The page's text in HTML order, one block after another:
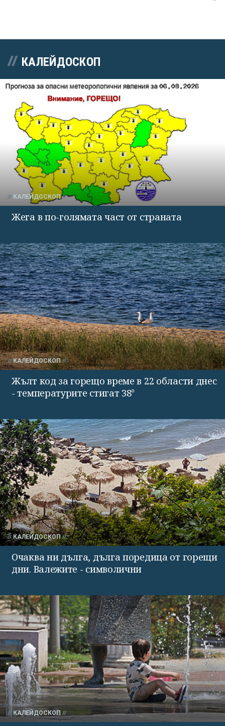
КАЛЕЙДОСКОП
КАЛЕЙДОСКОП
Жега в по-голямата част от страната
КАЛЕЙДОСКОП
Жълт код за горещо време в 22 области днес
- температурите стигат 38°
КАЛЕЙДОСКОП
Очаква ни дълга, дълга поредица от горещи
дни. Валежите - символични
КАЛЕЙДОСКОП